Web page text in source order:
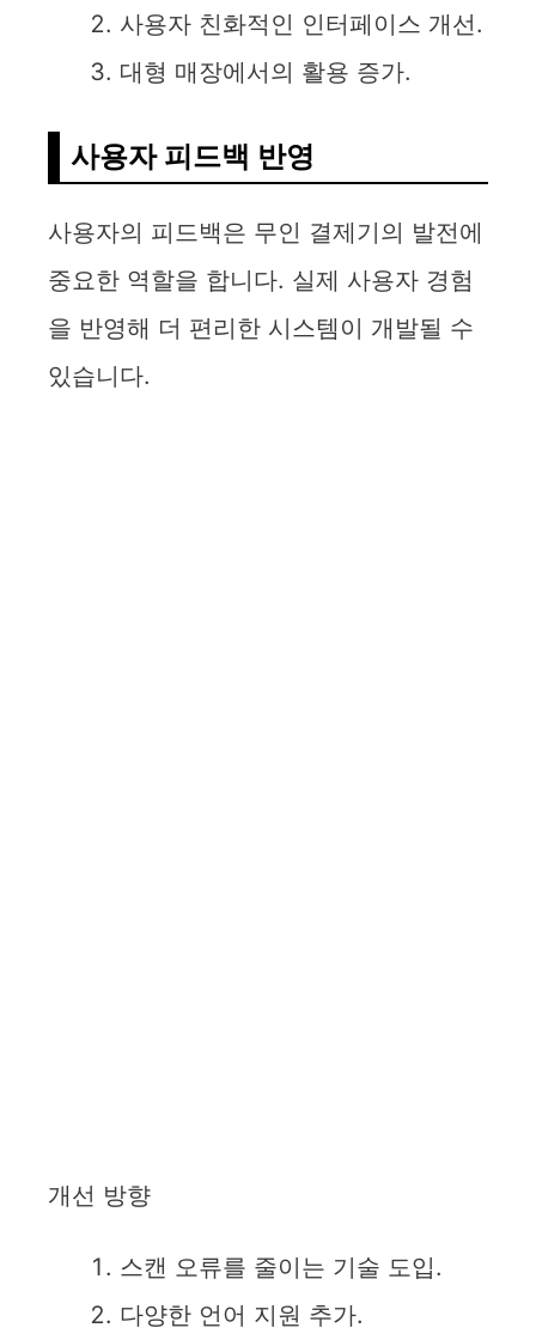
사용자 친화적인 인터페이스 개선.
대형 매장에서의 활용 증가.
사용자 피드백 반영
사용자의 피드백은 무인 결제기의 발전에
중요한 역할을 합니다. 실제 사용자 경험
을 반영해 더 편리한 시스템이 개발될 수
있습니다.
개선 방향
스캔 오류를 줄이는 기술 도입.
다양한 언어 지원 추가.